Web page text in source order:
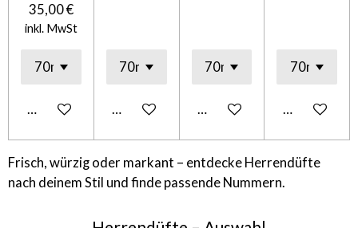
35,00 €
inkl. MwSt
In den WarenkorbIn den WarenkorbIn den WarenkorbIn den
Frisch, würzig oder markant – entdecke Herrendüfte
nach deinem Stil und finde passende Nummern.